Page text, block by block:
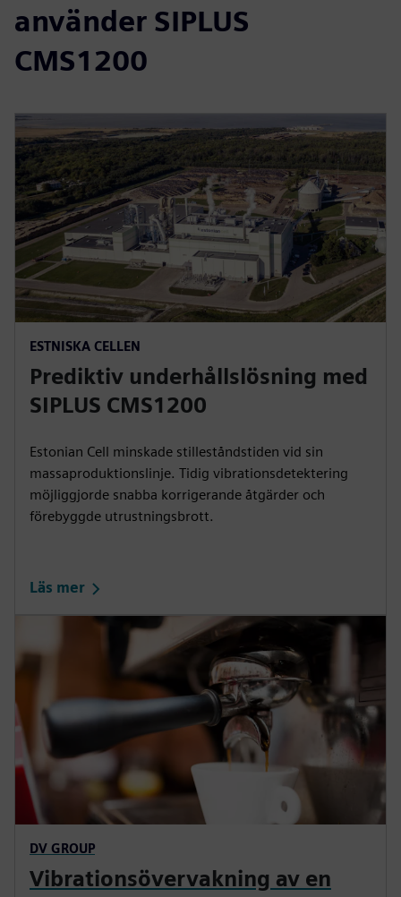
använder SIPLUS
CMS1200
ESTNISKA CELLEN
Prediktiv underhållslösning med
SIPLUS CMS1200
Estonian Cell minskade stilleståndstiden vid sin
massaproduktionslinje. Tidig vibrationsdetektering
möjliggjorde snabba korrigerande åtgärder och
förebyggde utrustningsbrott.
Läs mer
DV GROUP
Vibrationsövervakning av en